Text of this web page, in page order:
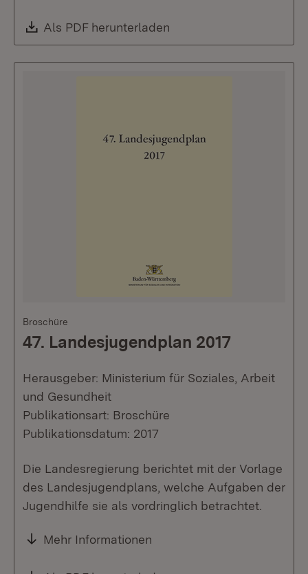
Download:
Als PDF herunterladen
Broschüre
47. Landesjugendplan 2017
Herausgeber: Ministerium für Soziales, Arbeit
und Gesundheit
Publikationsart: Broschüre
Publikationsdatum: 2017
Die Landesregierung berichtet mit der Vorlage
des Landesjugendplans, welche Aufgaben der
Jugendhilfe sie als vordringlich betrachtet.
Mehr Informationen